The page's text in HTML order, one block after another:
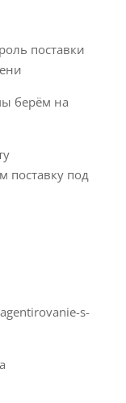
поставки
берём на
поставку под
s-